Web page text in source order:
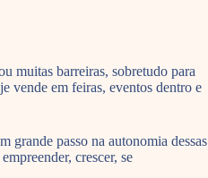
muitas barreiras, sobretudo para
vende em feiras, eventos dentro e
grande passo na autonomia dessas
crescer, se